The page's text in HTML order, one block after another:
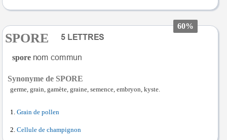
60%
SPORE
spore
Synonyme de SPORE
germe, grain, gamète, graine, semence, embryon, kyste.
Grain de pollen
Cellule de champignon